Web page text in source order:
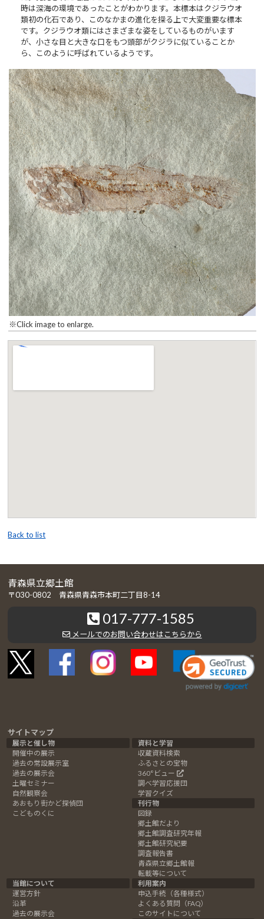
時は深海の環境であったことがわかります。本標本はクジラウオ
類初の化石であり、このなかまの進化を探る上で大変重要な標本
です。クジラウオ類にはさまざまな姿をしているものがいます
が、小さな目と大きな口をもつ頭部がクジラに似ていることか
ら、このように呼ばれているようです。
※Click image to enlarge.
Back to list
青森県立郷土館
〒030-0802 青森県青森市本町二丁目8-14
017-777-1585
メールでのお問い合わせはこちらから
サイトマップ
展示と催し物
開催中の展示
過去の常設展示室
過去の展示会
土曜セミナー
自然観察会
あおもり街かど探偵団
こどものくに
資料と学習
収蔵資料検索
ふるさとの宝物
360°ビュー
調べ学習応援団
学習クイズ
刊行物
図録
郷土館だより
郷土館調査研究年報
郷土館研究紀要
調査報告書
青森県立郷土館報
転載等について
当館について
運営方針
沿革
過去の展示会
利用案内
申込手続（各種様式）
よくある質問（FAQ）
このサイトについて